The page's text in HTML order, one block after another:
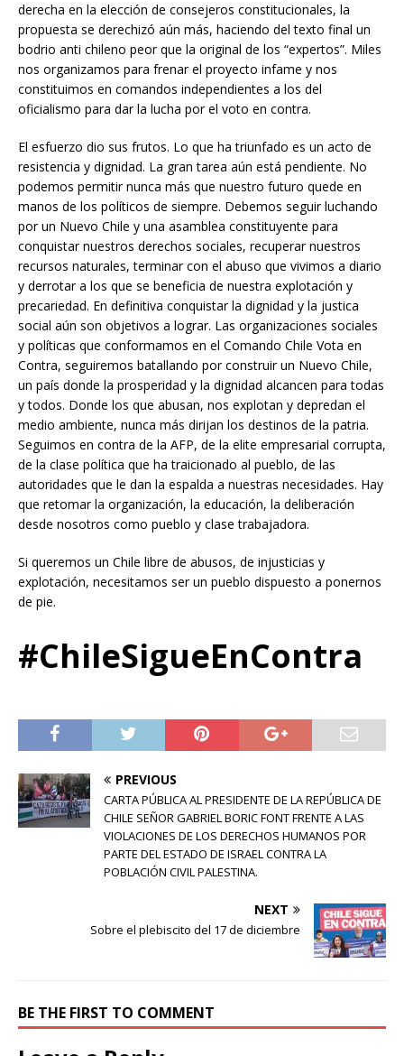
derecha en la elección de consejeros constitucionales, la
propuesta se derechizó aún más, haciendo del texto final un
bodrio anti chileno peor que la original de los “expertos”. Miles
nos organizamos para frenar el proyecto infame y nos
constituimos en comandos independientes a los del
oficialismo para dar la lucha por el voto en contra.
El esfuerzo dio sus frutos. Lo que ha triunfado es un acto de
resistencia y dignidad. La gran tarea aún está pendiente. No
podemos permitir nunca más que nuestro futuro quede en
manos de los políticos de siempre. Debemos seguir luchando
por un Nuevo Chile y una asamblea constituyente para
conquistar nuestros derechos sociales, recuperar nuestros
recursos naturales, terminar con el abuso que vivimos a diario
y derrotar a los que se beneficia de nuestra explotación y
precariedad. En definitiva conquistar la dignidad y la justica
social aún son objetivos a lograr. Las organizaciones sociales
y políticas que conformamos en el Comando Chile Vota en
Contra, seguiremos batallando por construir un Nuevo Chile,
un país donde la prosperidad y la dignidad alcancen para todas
y todos. Donde los que abusan, nos explotan y depredan el
medio ambiente, nunca más dirijan los destinos de la patria.
Seguimos en contra de la AFP, de la elite empresarial corrupta,
de la clase política que ha traicionado al pueblo, de las
autoridades que le dan la espalda a nuestras necesidades. Hay
que retomar la organización, la educación, la deliberación
desde nosotros como pueblo y clase trabajadora.
Si queremos un Chile libre de abusos, de injusticias y
explotación, necesitamos ser un pueblo dispuesto a ponernos
de pie.
#ChileSigueEnContra
PREVIOUS
CARTA PÚBLICA AL PRESIDENTE DE LA REPÚBLICA DE
CHILE SEÑOR GABRIEL BORIC FONT FRENTE A LAS
VIOLACIONES DE LOS DERECHOS HUMANOS POR
PARTE DEL ESTADO DE ISRAEL CONTRA LA
POBLACIÓN CIVIL PALESTINA.
NEXT
Sobre el plebiscito del 17 de diciembre
BE THE FIRST TO COMMENT